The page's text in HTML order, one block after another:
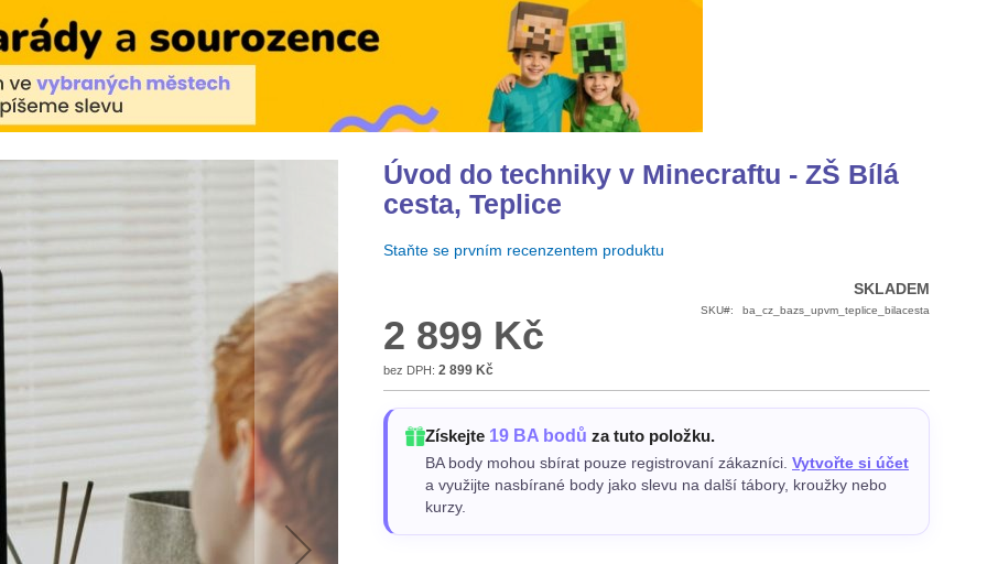
Úvod do techniky v Minecraftu - ZŠ Bílá
cesta, Teplice
Staňte se prvním recenzentem produktu
2 899 Kč
2 899 Kč
SKLADEM
SKU ba_cz_bazs_upvm_teplice_bilacesta
Získejte 19 BA bodů za tuto položku.
BA body mohou sbírat pouze registrovaní zákazníci. Vytvořte si účet
a využijte nasbírané body jako slevu na další tábory, kroužky nebo
kurzy.